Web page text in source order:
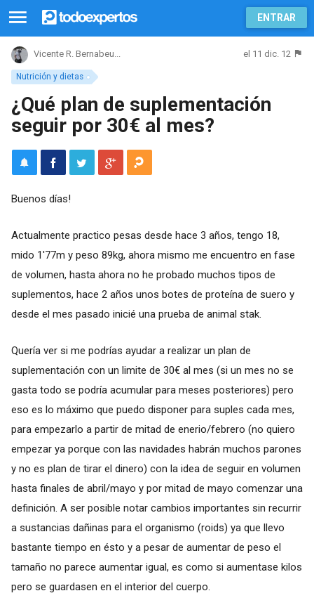
ENTRAR
Nutrición y dietas
Vicente R. Bernabeu... el 11 dic. 12
¿Qué plan de suplementación
seguir por 30€ al mes?
Buenos días!
Actualmente practico pesas desde hace 3 años, tengo 18,
mido 1'77m y peso 89kg, ahora mismo me encuentro en fase
de volumen, hasta ahora no he probado muchos tipos de
suplementos, hace 2 años unos botes de proteína de suero y
desde el mes pasado inicié una prueba de animal stak.
Quería ver si me podrías ayudar a realizar un plan de
suplementación con un limite de 30€ al mes (si un mes no se
gasta todo se podría acumular para meses posteriores) pero
eso es lo máximo que puedo disponer para suples cada mes,
para empezarlo a partir de mitad de enerio/febrero (no quiero
empezar ya porque con las navidades habrán muchos parones
y no es plan de tirar el dinero) con la idea de seguir en volumen
hasta finales de abril/mayo y por mitad de mayo comenzar una
definición. A ser posible notar cambios importantes sin recurrir
a sustancias dañinas para el organismo (roids) ya que llevo
bastante tiempo en ésto y a pesar de aumentar de peso el
tamaño no parece aumentar igual, es como si aumentase kilos
pero se guardasen en el interior del cuerpo.